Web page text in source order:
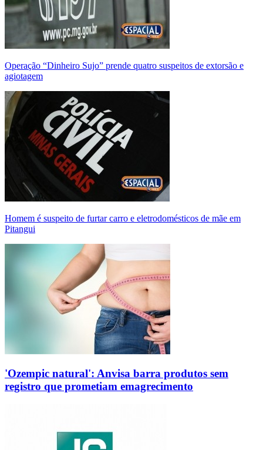
Operação “Dinheiro Sujo” prende quatro suspeitos de extorsão e
agiotagem
Homem é suspeito de furtar carro e eletrodomésticos de mãe em
Pitangui
'Ozempic natural': Anvisa barra produtos sem
registro que prometiam emagrecimento